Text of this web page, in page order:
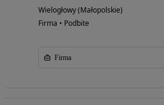
Wielogłowy (Małopolskie)
Firma • Podbite
Firma